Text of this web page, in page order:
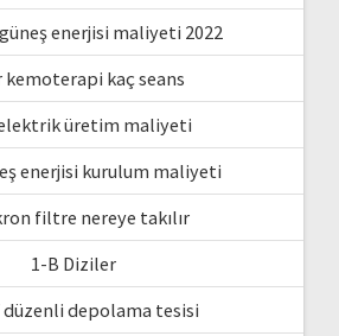
enerjisi maliyeti 2022
kemoterapi kaç seans
üretim maliyeti
enerjisi kurulum maliyeti
filtre nereye takılır
1-B Diziler
düzenli depolama tesisi